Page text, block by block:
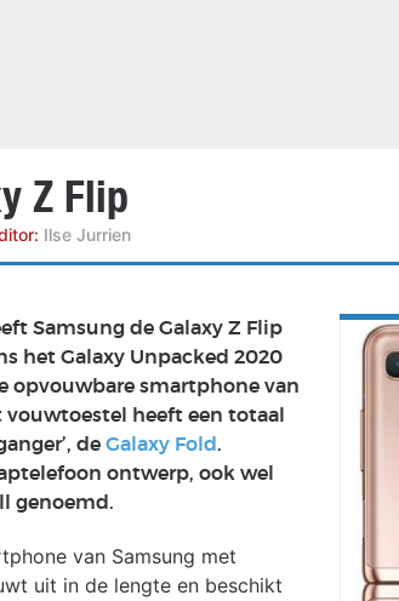
Z Flip
Ilse Jurrien
Samsung de Galaxy Z Flip
het Galaxy Unpacked 2020
opvouwbare smartphone van
heeft een totaal
de Galaxy Fold.
ontwerp, ook wel
genoemd.
van Samsung met
uit in de lengte en beschikt